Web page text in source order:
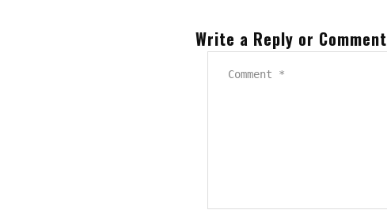
Write a Reply or Comment